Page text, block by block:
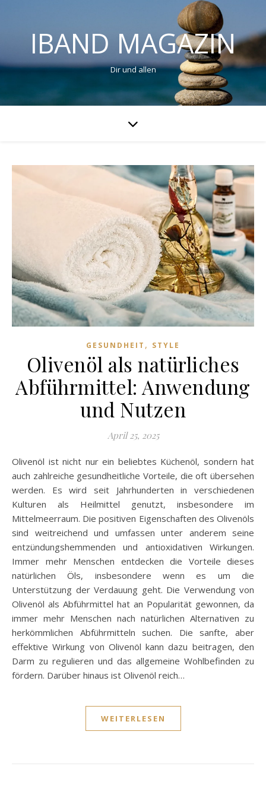
IBAND MAGAZIN
Dir und allen
GESUNDHEIT , STYLE
Olivenöl als natürliches
Abführmittel: Anwendung
und Nutzen
April 25, 2025
Olivenöl ist nicht nur ein beliebtes Küchenöl, sondern hat
auch zahlreiche gesundheitliche Vorteile, die oft übersehen
werden. Es wird seit Jahrhunderten in verschiedenen
Kulturen als Heilmittel genutzt, insbesondere im
Mittelmeerraum. Die positiven Eigenschaften des Olivenöls
sind weitreichend und umfassen unter anderem seine
entzündungshemmenden und antioxidativen Wirkungen.
Immer mehr Menschen entdecken die Vorteile dieses
natürlichen Öls, insbesondere wenn es um die
Unterstützung der Verdauung geht. Die Verwendung von
Olivenöl als Abführmittel hat an Popularität gewonnen, da
immer mehr Menschen nach natürlichen Alternativen zu
herkömmlichen Abführmitteln suchen. Die sanfte, aber
effektive Wirkung von Olivenöl kann dazu beitragen, den
Darm zu regulieren und das allgemeine Wohlbefinden zu
fördern. Darüber hinaus ist Olivenöl reich…
WEITERLESEN